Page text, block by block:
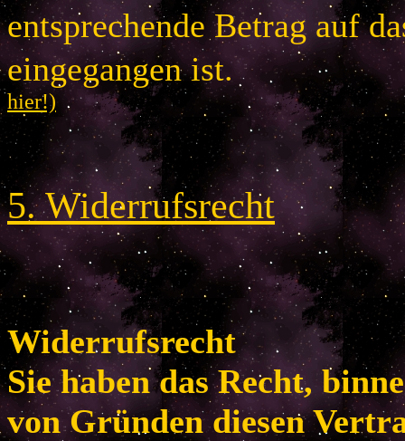
entsprechende Betrag auf
eingegangen
hier!)
5.Widerrufsrecht
Widerrufsrecht
Sie haben das Recht,
von Gründen diesen